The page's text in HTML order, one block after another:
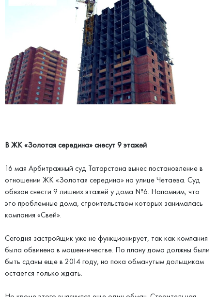
В ЖК «Золотая середина» снесут 9 этажей
16 мая Арбитражный суд Татарстана вынес постановление в
отношении ЖК «Золотая середина» на улице Четаева. Суд
обязан снести 9 лишних этажей у дома №6. Напомним, что
это проблемные дома, строительством которых занималась
компания «Свей».
Сегодня застройщик уже не функционирует, так как компания
была обвинена в мошенничестве. По плану дома должны были
быть сданы еще в 2014 году, но пока обманутым дольщикам
остается только ждать.